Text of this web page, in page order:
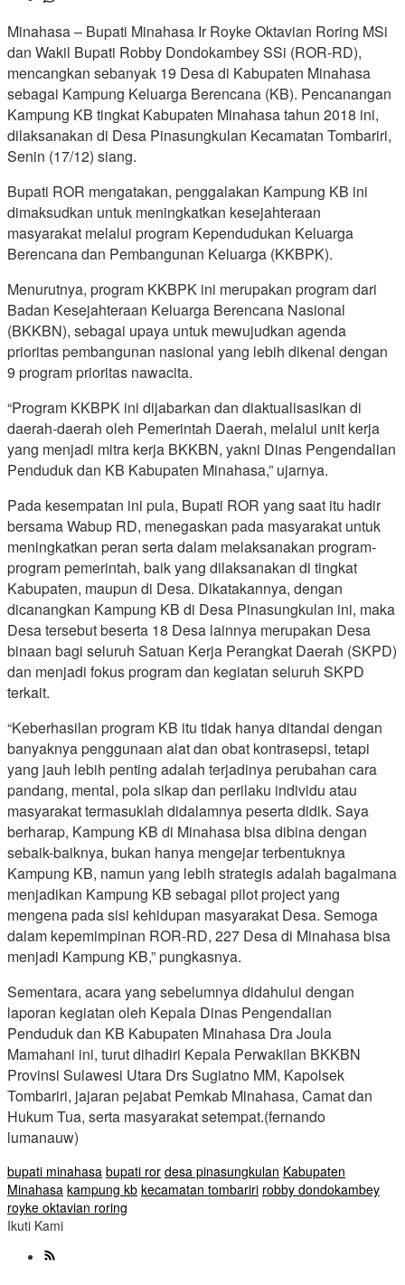
Minahasa – Bupati Minahasa Ir Royke Oktavian Roring MSi
dan Wakil Bupati Robby Dondokambey SSi (ROR-RD),
mencangkan sebanyak 19 Desa di Kabupaten Minahasa
sebagai Kampung Keluarga Berencana (KB). Pencanangan
Kampung KB tingkat Kabupaten Minahasa tahun 2018 ini,
dilaksanakan di Desa Pinasungkulan Kecamatan Tombariri,
Senin (17/12) siang.
Bupati ROR mengatakan, penggalakan Kampung KB ini
dimaksudkan untuk meningkatkan kesejahteraan
masyarakat melalui program Kependudukan Keluarga
Berencana dan Pembangunan Keluarga (KKBPK).
Menurutnya, program KKBPK ini merupakan program dari
Badan Kesejahteraan Keluarga Berencana Nasional
(BKKBN), sebagai upaya untuk mewujudkan agenda
prioritas pembangunan nasional yang lebih dikenal dengan
9 program prioritas nawacita.
“Program KKBPK ini dijabarkan dan diaktualisasikan di
daerah-daerah oleh Pemerintah Daerah, melalui unit kerja
yang menjadi mitra kerja BKKBN, yakni Dinas Pengendalian
Penduduk dan KB Kabupaten Minahasa,” ujarnya.
Pada kesempatan ini pula, Bupati ROR yang saat itu hadir
bersama Wabup RD, menegaskan pada masyarakat untuk
meningkatkan peran serta dalam melaksanakan program-
program pemerintah, baik yang dilaksanakan di tingkat
Kabupaten, maupun di Desa. Dikatakannya, dengan
dicanangkan Kampung KB di Desa Pinasungkulan ini, maka
Desa tersebut beserta 18 Desa lainnya merupakan Desa
binaan bagi seluruh Satuan Kerja Perangkat Daerah (SKPD)
dan menjadi fokus program dan kegiatan seluruh SKPD
terkait.
“Keberhasilan program KB itu tidak hanya ditandai dengan
banyaknya penggunaan alat dan obat kontrasepsi, tetapi
yang jauh lebih penting adalah terjadinya perubahan cara
pandang, mental, pola sikap dan perilaku individu atau
masyarakat termasuklah didalamnya peserta didik. Saya
berharap, Kampung KB di Minahasa bisa dibina dengan
sebaik-baiknya, bukan hanya mengejar terbentuknya
Kampung KB, namun yang lebih strategis adalah bagaimana
menjadikan Kampung KB sebagai pilot project yang
mengena pada sisi kehidupan masyarakat Desa. Semoga
dalam kepemimpinan ROR-RD, 227 Desa di Minahasa bisa
menjadi Kampung KB,” pungkasnya.
Sementara, acara yang sebelumnya didahului dengan
laporan kegiatan oleh Kepala Dinas Pengendalian
Penduduk dan KB Kabupaten Minahasa Dra Joula
Mamahani ini, turut dihadiri Kepala Perwakilan BKKBN
Provinsi Sulawesi Utara Drs Sugiatno MM, Kapolsek
Tombariri, jajaran pejabat Pemkab Minahasa, Camat dan
Hukum Tua, serta masyarakat setempat.(fernando
lumanauw)
bupati minahasa bupati ror desa pinasungkulan Kabupaten
Minahasa kampung kb kecamatan tombariri robby dondokambey
royke oktavian roring
Ikuti Kami